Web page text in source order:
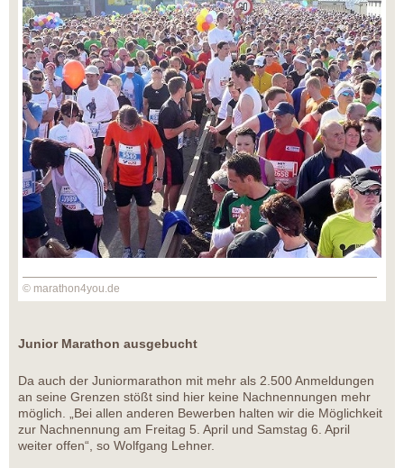
© marathon4you.de
Junior Marathon ausgebucht
Da auch der Juniormarathon mit mehr als 2.500 Anmeldungen
an seine Grenzen stößt sind hier keine Nachnennungen mehr
möglich. „Bei allen anderen Bewerben halten wir die Möglichkeit
zur Nachnennung am Freitag 5. April und Samstag 6. April
weiter offen“, so Wolfgang Lehner.